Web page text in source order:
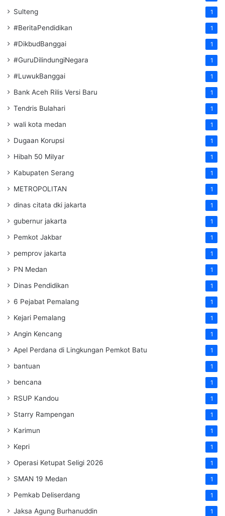
Sulteng 1
#BeritaPendidikan 1
#DikbudBanggai 1
#GuruDilindungiNegara 1
#LuwukBanggai 1
Bank Aceh Rilis Versi Baru 1
Tendris Bulahari 1
wali kota medan 1
Dugaan Korupsi 1
Hibah 50 Milyar 1
Kabupaten Serang 1
METROPOLITAN 1
dinas citata dki jakarta 1
gubernur jakarta 1
Pemkot Jakbar 1
pemprov jakarta 1
PN Medan 1
Dinas Pendidikan 1
6 Pejabat Pemalang 1
Kejari Pemalang 1
Angin Kencang 1
Apel Perdana di Lingkungan Pemkot Batu 1
bantuan 1
bencana 1
RSUP Kandou 1
Starry Rampengan 1
Karimun 1
Kepri 1
Operasi Ketupat Seligi 2026 1
SMAN 19 Medan 1
Pemkab Deliserdang 1
Jaksa Agung Burhanuddin 1